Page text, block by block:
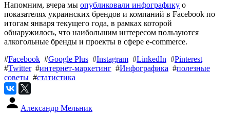
Напомним, вчера мы опубликовали инфографику о
показателях украинских брендов и компаний в Facebook по
итогам января текущего года, в рамках которой
обнаружилось, что наибольшим интересом пользуются
алкогольные бренды и проекты в сфере e-commerce.
#Facebook #Google Plus #Instagram #LinkedIn #Pinterest
#Twitter#интернет-маркетинг #Инфографика #полезные
советы #статистика
Александр Мельник